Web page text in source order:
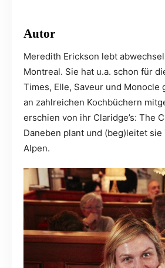
Autor
Meredith Erickson lebt
Montreal. Sie hat u.a. schon für
Times, Elle, Saveur und Monocle
an zahlreichen Kochbüchern
erschien von ihr Claridge’s: The
Daneben plant und (beg)leitet sie
Alpen.